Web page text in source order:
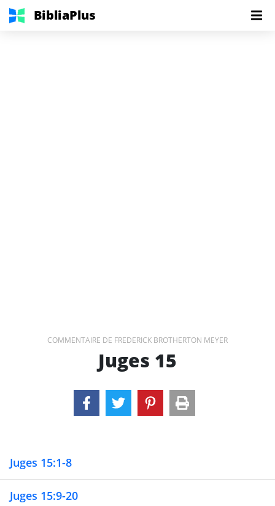
BibliaPlus
COMMENTAIRE DE FREDERICK BROTHERTON MEYER
Juges 15
Juges 15:1-8
Juges 15:9-20